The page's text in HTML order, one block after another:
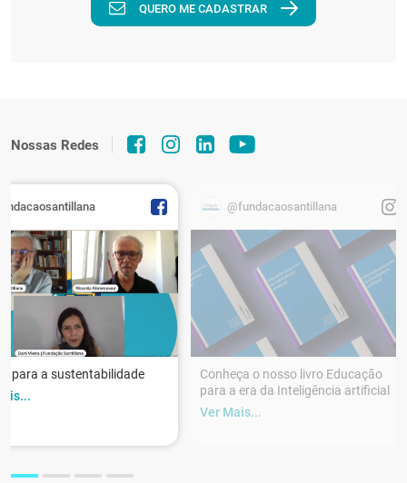
QUERO ME CADASTRAR
Nossas Redes
para a sustentabilidade
@fundacaosantillana
Conheça o nosso livro Educação
para a era da Inteligência artificial
Ver Mais...